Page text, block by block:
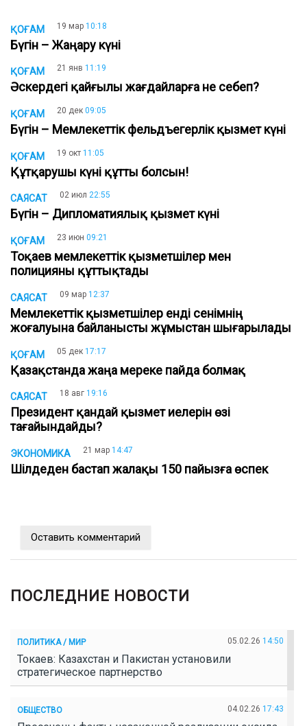
ҚОҒАМ 19 мар 10:18
Бүгін – Жаңару күні
ҚОҒАМ 21 янв 11:19
Әскердегі қайғылы жағдайларға не себеп?
ҚОҒАМ 20 дек 09:05
Бүгін – Мемлекеттік фельдъегерлік қызмет күні
ҚОҒАМ 19 окт 11:05
Құтқарушы күні құтты болсын!
САЯСАТ 02 июл 22:55
Бүгін – Дипломатиялық қызмет күні
ҚОҒАМ 23 июн 09:21
Тоқаев мемлекеттік қызметшілер мен
полицияны құттықтады
САЯСАТ 09 мар 12:37
Мемлекеттік қызметшілер енді сенімнің
жоғалуына байланысты жұмыстан шығарылады
ҚОҒАМ 05 дек 17:17
Қазақстанда жаңа мереке пайда болмақ
САЯСАТ 18 авг 19:16
Президент қандай қызмет иелерін өзі
тағайындайды?
ЭКОНОМИКА 21 мар 14:47
Шілдеден бастап жалақы 150 пайызға өспек
Оставить комментарий
ПОСЛЕДНИЕ НОВОСТИ
ПОЛИТИКА / МИР 05.02.26 14:50
Токаев: Казахстан и Пакистан установили
стратегическое партнерство
ОБЩЕСТВО 04.02.26 17:43